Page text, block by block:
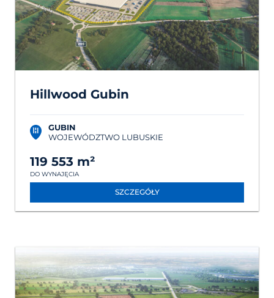
Hillwood Gubin
GUBIN
WOJEWÓDZTWO LUBUSKIE
119 553 m²
DO WYNAJĘCIA
SZCZEGÓŁY